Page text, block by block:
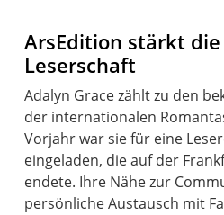
ArsEdition stärkt
Leserschaft
Adalyn Grace zählt zu den
der internationalen
Vorjahr war sie für eine
eingeladen, die auf der
endete. Ihre Nähe zur
persönliche Austausch mit